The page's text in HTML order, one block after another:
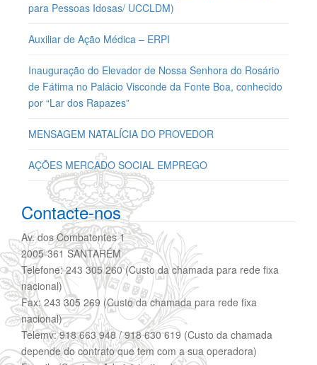
para Pessoas Idosas/ UCCLDM)
Auxiliar de Ação Médica – ERPI
Inauguração do Elevador de Nossa Senhora do Rosário
de Fátima no Palácio Visconde da Fonte Boa, conhecido
por “Lar dos Rapazes”
MENSAGEM NATALÍCIA DO PROVEDOR
AÇÕES MERCADO SOCIAL EMPREGO
Contacte-nos
Av. dos Combatentes 1
2005-361 SANTARÉM
Telefone: 243 305 260 (Custo da chamada para rede fixa
nacional)
Fax: 243 305 269 (Custo da chamada para rede fixa
nacional)
Telemv: 918 663 948 / 918 630 619 (Custo da chamada
depende do contrato que tem com a sua operadora)